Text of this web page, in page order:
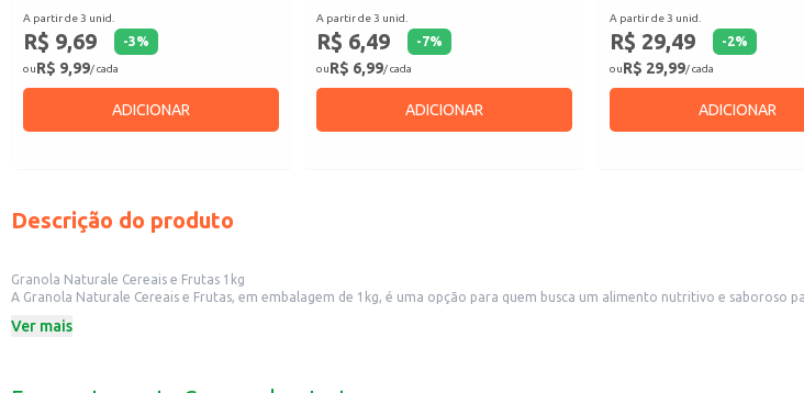
A partir de 3 unid.
R$ 9,69 -3%
ouR$ 9,99/ cada
ADICIONAR
A partir de 3 unid.
R$ 6,49 -7%
ouR$ 6,99/ cada
ADICIONAR
A partir de 3 unid.
R$ 29,49 -2%
ouR$ 29,99/ cada
ADICIONAR
Descrição do produto
Granola Naturale Cereais e Frutas 1kg
A Granola Naturale Cereais e Frutas, em embalagem de 1kg, é uma opção para quem busca um alimento nutritivo e
A Granola Naturale é uma escolha versátil, adequada para:
Ver mais